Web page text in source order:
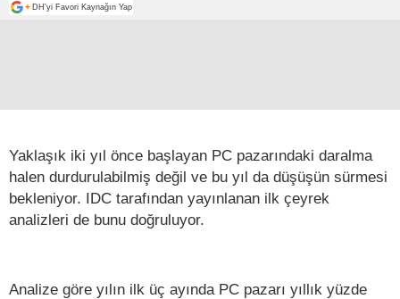
+ DH'yi Favori Kaynağın Yap
Yaklaşık iki yıl önce başlayan PC pazarındaki daralma
halen durdurulabilmiş değil ve bu yıl da düşüşün sürmesi
bekleniyor. IDC tarafından yayınlanan ilk çeyrek
analizleri de bunu doğruluyor.
Analize göre yılın ilk üç ayında PC pazarı yıllık yüzde